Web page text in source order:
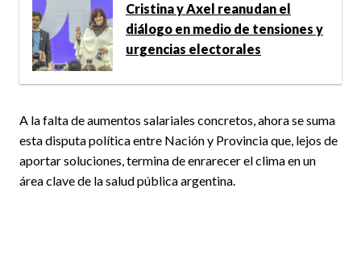
Cristina y Axel reanudan el
diálogo en medio de tensiones y
urgencias electorales
A la falta de aumentos salariales concretos, ahora se suma
esta disputa política entre Nación y Provincia que, lejos de
aportar soluciones, termina de enrarecer el clima en un
área clave de la salud pública argentina.